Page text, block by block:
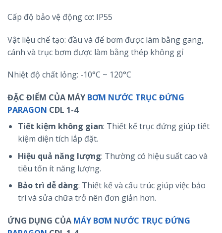
Cấp độ bảo vệ động cơ: IP55
Vật liệu chế tạo: đầu và đế bơm được làm bằng gang,
cánh và trục bơm được làm bằng thép không gỉ
Nhiệt độ chất lỏng: -10°C ~ 120°C
ĐẶC ĐIỂM CỦA MÁY BƠM NƯỚC TRỤC ĐỨNG
PARAGON CDL 1-4
Tiết kiệm không gian: Thiết kế trục đứng giúp tiết
kiệm diện tích lắp đặt.
Hiệu quả năng lượng: Thường có hiệu suất cao và
tiêu tốn ít năng lượng.
Bảo trì dễ dàng: Thiết kế và cấu trúc giúp việc bảo
trì và sửa chữa trở nên đơn giản hơn.
ỨNG DỤNG CỦA MÁY BƠM NƯỚC TRỤC ĐỨNG